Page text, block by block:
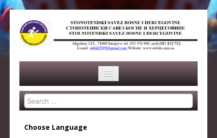
Search
...
Choose Language